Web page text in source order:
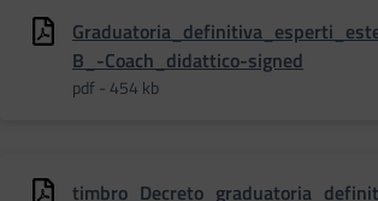
B_-Coach_didattico-signed
pdf - 454 kb